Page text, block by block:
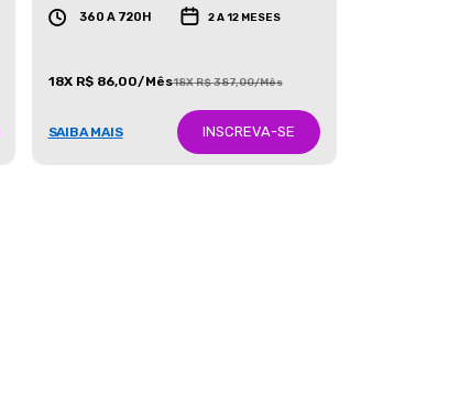
360 A 720H 2 A 12 MESES
18X R$ 86,00/Mês18X R$ 387,00/Mês
SAIBA MAIS INSCREVA-SE